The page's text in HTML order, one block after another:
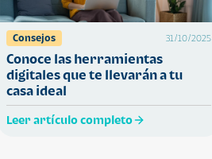
Consejos 31/10/2025
Conoce las herramientas
digitales que te llevarán a tu
casa ideal
Leer artículo completo